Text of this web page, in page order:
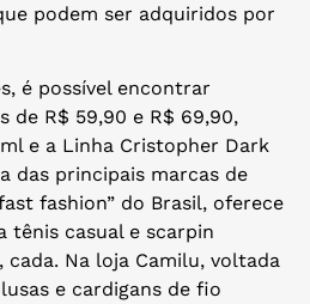
podem ser adquiridos por
é possível encontrar
de R$ 59,90 e R$ 69,90,
e a Linha Cristopher Dark
das principais marcas de
fashion” do Brasil, oferece
tênis casual e scarpin
cada. Na loja Camilu, voltada
e cardigans de fio